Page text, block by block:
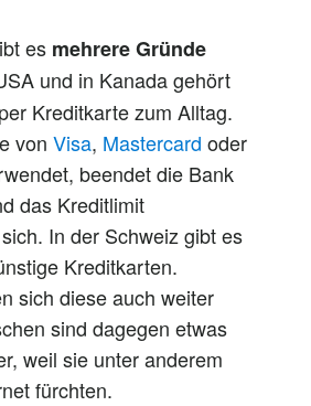
es mehrere Gründe
und in Kanada gehört
Kreditkarte zum Alltag.
von Visa, Mastercard oder
beendet die Bank
das Kreditlimit
In der Schweiz gibt es
Kreditkarten.
sich diese auch weiter
sind dagegen etwas
weil sie unter anderem
fürchten.